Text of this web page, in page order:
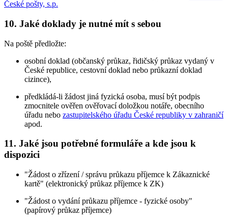
České pošty, s.p.
10. Jaké doklady je nutné mít s sebou
Na poště předložte:
osobní doklad (občanský průkaz, řidičský průkaz vydaný v
České republice, cestovní doklad nebo průkazní doklad
cizince),
předkládá-li žádost jiná fyzická osoba, musí být podpis
zmocnitele ověřen ověřovací doložkou notáře, obecního
úřadu nebo zastupitelského úřadu České republiky v zahraničí
apod.
11. Jaké jsou potřebné formuláře a kde jsou k
dispozici
"Žádost o zřízení / správu průkazu příjemce k Zákaznické
kartě" (elektronický průkaz příjemce k ZK)
"Žádost o vydání průkazu příjemce - fyzické osoby"
(papírový průkaz příjemce)